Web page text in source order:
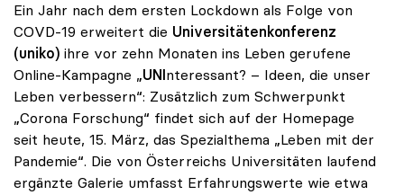
Ein Jahr nach dem ersten Lockdown als Folge von
COVD-19 erweitert die Universitätenkonferenz
(uniko) ihre vor zehn Monaten ins Leben gerufene
Online-Kampagne „UNInteressant? – Ideen, die unser
Leben verbessern“: Zusätzlich zum Schwerpunkt
„Corona Forschung“ findet sich auf der Homepage
seit heute, 15. März, das Spezialthema „Leben mit der
Pandemie“. Die von Österreichs Universitäten laufend
ergänzte Galerie umfasst Erfahrungswerte wie etwa